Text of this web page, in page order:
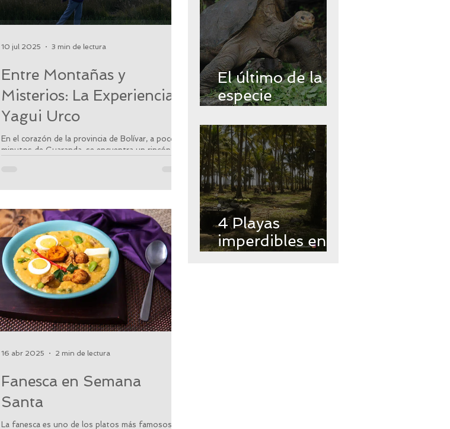
Entre Montañas y
Misterios: La Experiencia
Yagui Urco
En el corazón de la provincia de Bolívar, a pocos
minutos de Guaranda, se encuentra un rincón
10 jul 2025 3 min de lectura
Fanesca en Semana
Santa
La fanesca es uno de los platos más famosos y
16 abr 2025 2 min de lectura
El último de la
especie
abingdonii
4 Playas
imperdibles en